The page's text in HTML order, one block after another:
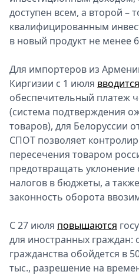
доступен всем, а второй –
квалифицированным
в новый продукт не менее
Для импортеров из
Киргизии с 1 июля вводится
обеспечительный платеж
(система подтверждения
товаров), для Белоруссии
СПОТ позволяет
пересечения товаром
предотвращать уклонение
налогов в бюджеты, а
законность оборота
С 27 июля повышаются
для иностранных
гражданства обойдется в
тыс., разрешение на